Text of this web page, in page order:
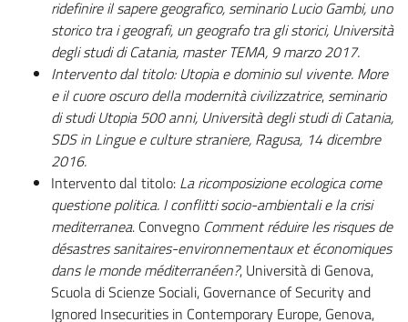
ridefinire il sapere geografico, seminarioLucio Gambi, uno
storico tra i geografi, un geografo tra gli storici, Università
degli studi di Catania, master TEMA, 9 marzo 2017.
Intervento dal titolo: Utopia e dominio sul vivente. More
e il cuore oscuro della modernità civilizzatrice, seminario
di studiUtopia 500 anni, Università degli studi di Catania,
SDS in Lingue e culture straniere, Ragusa, 14 dicembre
2016.
Intervento dal titolo: La ricomposizione ecologica come
questione politica. I conflitti socio-ambientali e la crisi
mediterranea. Convegno Comment réduire les risques de
désastres sanitaires-environnementaux et économiques
dans le monde méditerranéen?, Università di Genova,
Scuola di Scienze Sociali, Governance of Security and
Ignored Insecurities in Contemporary Europe, Genova,